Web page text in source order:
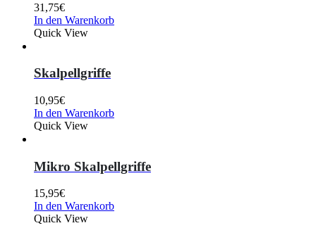
31,75€
In den Warenkorb
Quick View
Skalpellgriffe
10,95€
In den Warenkorb
Quick View
Mikro Skalpellgriffe
15,95€
In den Warenkorb
Quick View